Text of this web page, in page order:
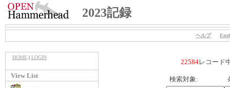
2023記録
ヘルプ
HOME| LOGIN
View List
22584レコード
検索対象: